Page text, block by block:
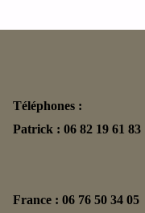
Téléphones :
Patrick : 06 82 19 61 83
France : 06 76 50 34 05